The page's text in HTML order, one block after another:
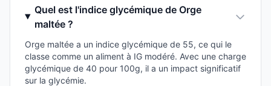
Quel est l'indice glycémique de Orge
maltée ?
Orge maltée a un indice glycémique de 55, ce qui le
classe comme un aliment à IG modéré. Avec une charge
glycémique de 40 pour 100g, il a un impact significatif
sur la glycémie.